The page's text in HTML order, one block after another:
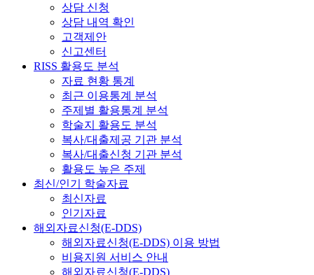
상담 신청
상담 내역 확인
고객제안
신고센터
RISS 활용도 분석
자료 현황 통계
최근 이용통계 분석
주제별 활용통계 분석
학술지 활용도 분석
복사/대출제공 기관 분석
복사/대출신청 기관 분석
활용도 높은 주제
최신/인기 학술자료
최신자료
인기자료
해외자료신청(E-DDS)
해외자료신청(E-DDS) 이용 방법
비용지원 서비스 안내
해외자료신청(E-DDS)